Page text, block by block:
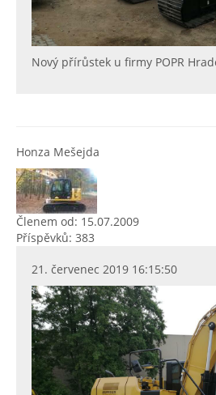
Nový přírůstek u firmy POPR
Honza Mešejda
Členem od: 15.07.2009
Příspěvků: 383
21. červenec 2019 16:15:50